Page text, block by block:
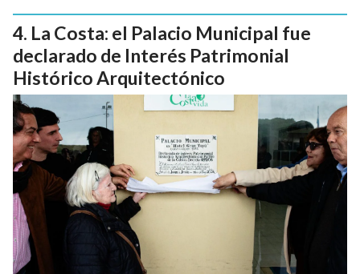
La Costa: el Palacio Municipal fue
declarado de Interés Patrimonial
Histórico Arquitectónico